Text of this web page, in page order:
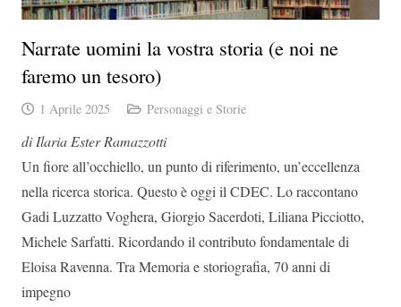
Narrate uomini la vostra storia (e noi ne
faremo un tesoro)
1 Aprile 2025 Personaggi e Storie
di Ilaria Ester Ramazzotti
Un fiore all’occhiello, un punto di riferimento, un’eccellenza
nella ricerca storica. Questo è oggi il CDEC. Lo raccontano
Gadi Luzzatto Voghera, Giorgio Sacerdoti, Liliana Picciotto,
Michele Sarfatti. Ricordando il contributo fondamentale di
Eloisa Ravenna. Tra Memoria e storiografia, 70 anni di
impegno